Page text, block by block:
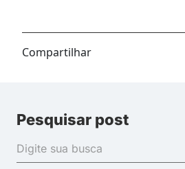
Compartilhar
Pesquisar post